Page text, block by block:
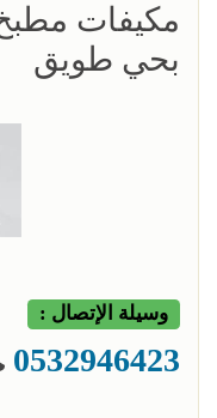
مكيفات
بحي طويق
وسيلة الإتصال :
0532946423